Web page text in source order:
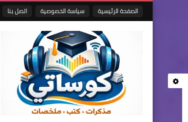
الصفحة الرئيسية سياسة الخصوصية اتصل بنا